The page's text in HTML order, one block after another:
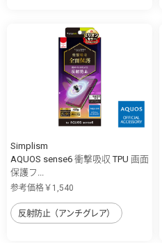
Simplism
AQUOS sense6 衝撃吸収 TPU 画面
保護フ...
参考価格￥1,540
反射防止（アンチグレア）